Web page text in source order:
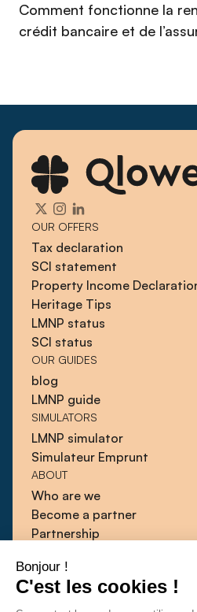
Bonjour !
C'est les cookies !
Comment fonctionne la
crédit bancaire et de
OUR OFFERS
Tax declaration
SCI statement
Property Income
Heritage Tips
LMNP status
SCI status
OUR GUIDES
blog
LMNP guide
SIMULATORS
LMNP simulator
Simulateur Emprunt
ABOUT
Who are we
Become a partner
Partnership
Guides
Press
Contact